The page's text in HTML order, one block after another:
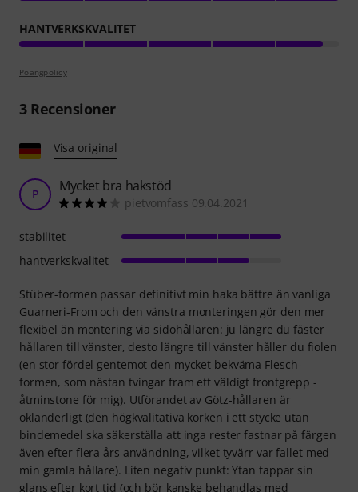
HANTVERKSKVALITET
Poängpolicy
3Recensioner
Visa original
P Mycket bra hakstöd
pietvomfass 09.04.2021
Stüber-formen passar definitivt min haka bättre än vanliga
Guarneri-From och den vänstra monteringen gör den mer
flexibel än montering via sidohållaren: ju längre du fäster
hållaren till vänster, desto längre till vänster håller du fiolen
(en stor fördel gentemot den mycket bekväma Flesch-
formen, som nästan tvingar fram ett väldigt frontgrepp -
åtminstone för mig). Utförandet av Götz-hållaren är
oklanderligt (den högkvalitativa korken i ett stycke utan
bindemedel ska säkerställa att inga rester fastnar på färgen
även efter flera års användning, vilket tyvärr var fallet med
min gamla hållare). Liten negativ punkt: Ytan tappar sin
glans efter kort tid (och bör kanske behandlas med
stabilitet
hantverkskvalitet